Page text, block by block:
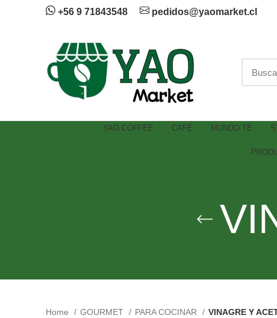
+56 9 71843548 pedidos@yaomarket.cl
YAO COFFEE CAFÉ MUNDO TÉ
Home GOURMET PARA COCINAR VINAGRE Y